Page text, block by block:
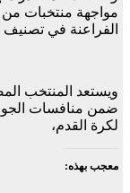
مواجهة منتخبات من
الفراعنة في تصنيف
ويستعد المنتخب
ضمن منافسات
لكرة القدم،
معجب بهذه: